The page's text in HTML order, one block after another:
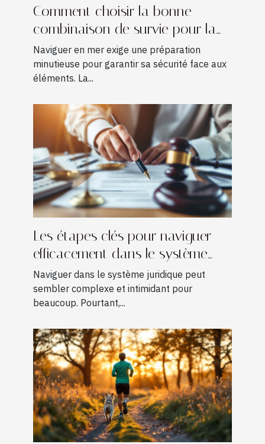
Comment choisir la bonne
combinaison de survie pour la
navigation ?
Naviguer en mer exige une préparation
minutieuse pour garantir sa sécurité face aux
éléments. La...
Les étapes clés pour naviguer
efficacement dans le système
juridique
Naviguer dans le système juridique peut
sembler complexe et intimidant pour
beaucoup. Pourtant,...